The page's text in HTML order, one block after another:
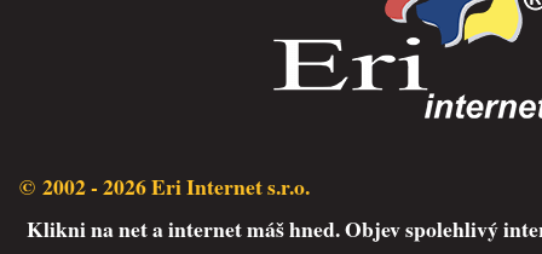
© 2002 - 2026 Eri Internet s.r.o.
Klikni na net a internet máš hned. Objev spolehlivý